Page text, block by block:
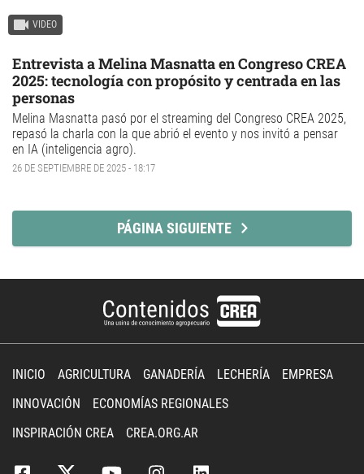
VIDEO
Entrevista a Melina Masnatta en Congreso CREA
2025: tecnología con propósito y centrada en las
personas
Melina Masnatta pasó por el streaming del Congreso CREA 2025,
repasó la charla con la que abrió el evento y nos invitó a pensar
en IA (inteligencia agro).
26 DE SEPTIEMBRE DE 2025 - 18:17
PÁGINA SIGUIENTE
INICIO AGRICULTURA GANADERÍA LECHERÍA
EMPRESA
INNOVACIÓN
ECONOMÍAS REGIONALES
INSPIRACIÓN CREA
CREA.ORG.AR